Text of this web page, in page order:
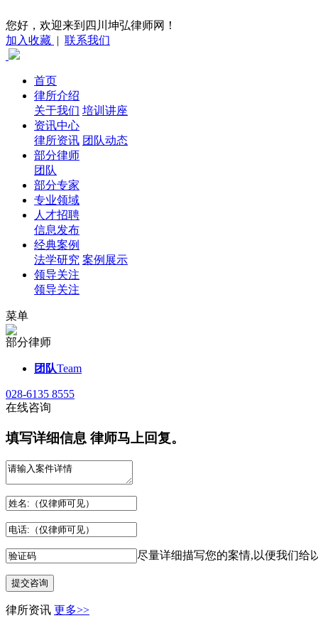
您好，欢迎来到四川坤弘律师网！
加入收藏 | 联系我们
首页
律所介绍
关于我们 培训讲座
资讯中心
律所资讯 团队动态
部分律师
团队
部分专家
专业领域
人才招聘
信息发布
经典案例
法学研究 案例展示
领导关注
领导关注
菜单
部分律师
团队Team
028-6135 8555
在线咨询
填写详细信息 律师马上回复。
尽量详细描写您的案情,以便我们给
律所资讯 更多>>